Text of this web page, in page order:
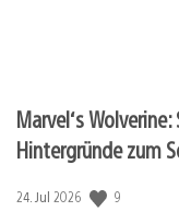
Marvel‘s
Hintergründe zum
Veröffentlichungsdatum:
24. Jul 2026 9